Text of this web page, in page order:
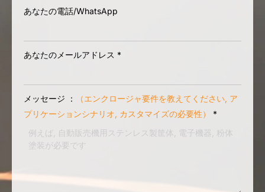
あなたの電話/WhatsApp
あなたのメールアドレス *
メッセージ ：
（エンクロージャ要件を教えてください, ア
プリケーションシナリオ, カスタマイズの必要性）
*